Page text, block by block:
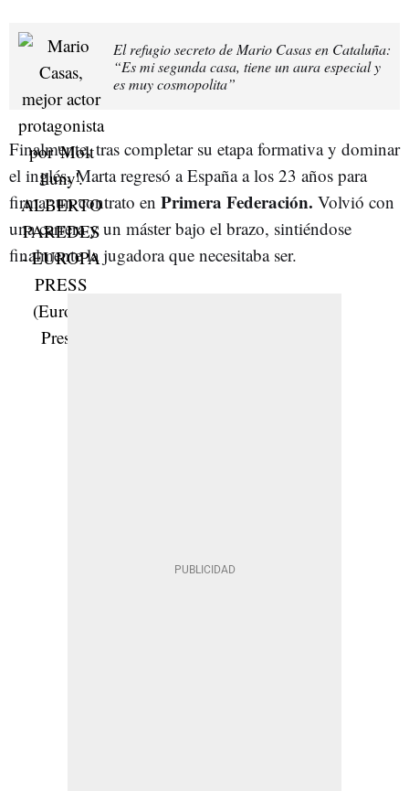
El refugio secreto de Mario Casas en Cataluña:
“Es mi segunda casa, tiene un aura especial y
es muy cosmopolita”
Finalmente, tras completar su etapa formativa y dominar
el inglés, Marta regresó a España a los 23 años para
firmar un contrato en Primera Federación. Volvió con
una carrera y un máster bajo el brazo, sintiéndose
finalmente la jugadora que necesitaba ser.